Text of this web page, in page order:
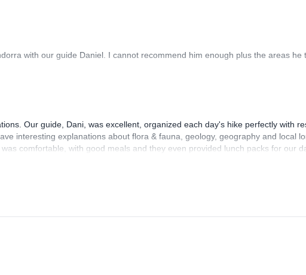
with our guide Daniel. I cannot recommend him enough plus the areas he
Our guide, Dani, was excellent, organized each day's hike perfectly with
interesting explanations about flora & fauna, geology, geography and local
comfortable, with good meals and they even provided lunch packs for our